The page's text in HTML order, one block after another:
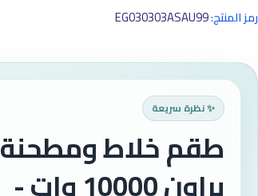
رمز المنتج:EG030303ASAU99
✨ نظرة سريعة
طقم خلاط ومطحنة